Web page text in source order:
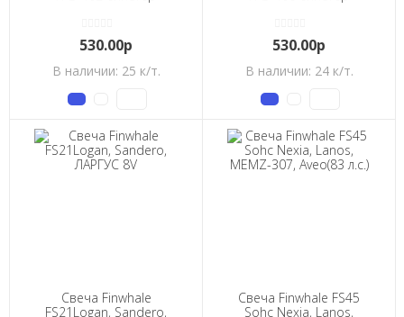
530.00р
В наличии: 25 к/т.
530.00р
В наличии: 24 к/т.
Свеча Finwhale
FS21Logan, Sandero,
Свеча Finwhale FS45
Sohc Nexia, Lanos,